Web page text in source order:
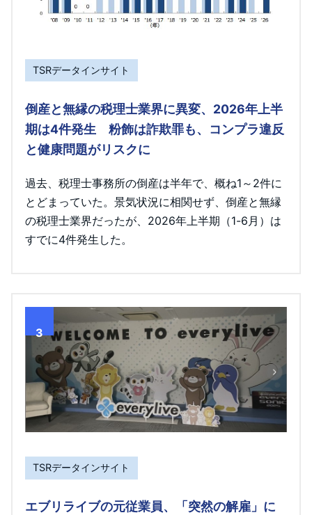
TSRデータインサイト
倒産と無縁の税理士業界に異変、2026年上半
期は4件発生 粉飾は詐欺罪も、コンプラ違反
と健康問題がリスクに
過去、税理士事務所の倒産は半年で、概ね1～2件に
とどまっていた。景気状況に相関せず、倒産と無縁
の税理士業界だったが、2026年上半期（1-6月）は
すでに4件発生した。
3
TSRデータインサイト
エブリライブの元従業員、「突然の解雇」に